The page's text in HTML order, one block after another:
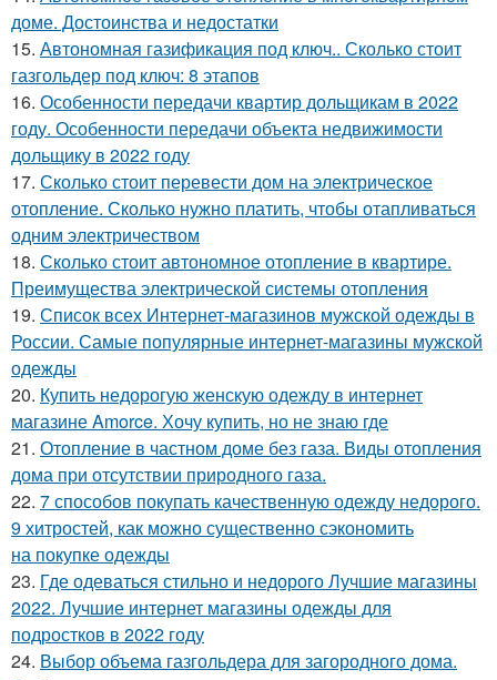
доме. Достоинства и недостатки
15. Автономная газификация под ключ.. Сколько стоит
газгольдер под ключ: 8 этапов
16. Особенности передачи квартир дольщикам в 2022
году. Особенности передачи объекта недвижимости
дольщику в 2022 году
17. Сколько стоит перевести дом на электрическое
отопление. Сколько нужно платить, чтобы отапливаться
одним электричеством
18. Сколько стоит автономное отопление в квартире.
Преимущества электрической системы отопления
19. Список всех Интернет-магазинов мужской одежды в
России. Самые популярные интернет-магазины мужской
одежды
20. Купить недорогую женскую одежду в интернет
магазине Amorce. Хочу купить, но не знаю где
21. Отопление в частном доме без газа. Виды отопления
дома при отсутствии природного газа.
22. 7 способов покупать качественную одежду недорого.
9 хитростей, как можно существенно сэкономить
на покупке одежды
23. Где одеваться стильно и недорого Лучшие магазины
2022. Лучшие интернет магазины одежды для
подростков в 2022 году
24. Выбор объема газгольдера для загородного дома.